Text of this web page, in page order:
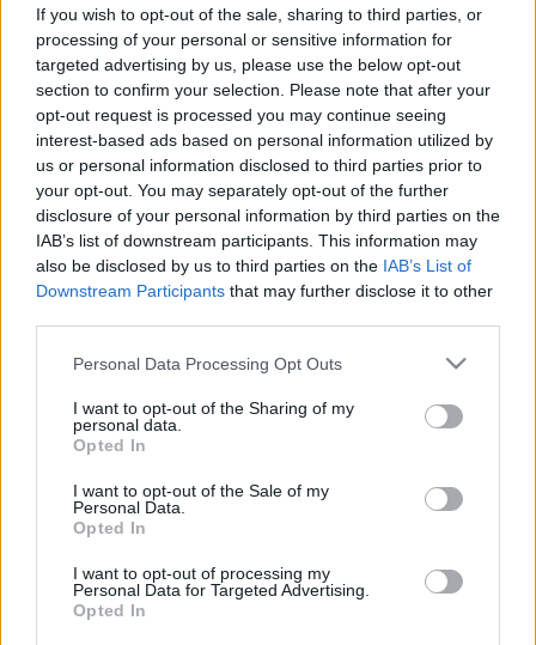
If you wish to opt-out of the sale, sharing to third parties, or
processing of your personal or sensitive information for
targeted advertising by us, please use the below opt-out
section to confirm your selection. Please note that after your
opt-out request is processed you may continue seeing
interest-based ads based on personal information utilized by
us or personal information disclosed to third parties prior to
your opt-out. You may separately opt-out of the further
disclosure of your personal information by third parties on the
IAB’s list of downstream participants. This information may
also be disclosed by us to third parties on the IAB’s List of
Downstream Participants that may further disclose it to other
Please note that this website/app uses one or more Google
not limited to your visit or usage behaviour. You may click to
grant or deny consent to Google and its third-party tags to
use your data for below specified purposes in below Google
consent section.
Personal Data Processing Opt Outs
I want to opt-out of the Sharing of my
personal data.
Opted In
I want to opt-out of the Sale of my
Personal Data.
Opted In
I want to opt-out of processing my
Personal Data for Targeted Advertising.
Opted In
balmazújvárosi óvodai csoport